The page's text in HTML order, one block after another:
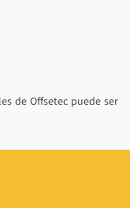
de Offsetec puede ser